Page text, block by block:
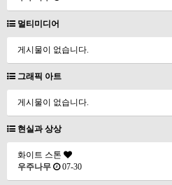
멀티미디어
게시물이 없습니다.
그래픽 아트
게시물이 없습니다.
현실과 상상
화이트 스톤
우주나무
07-30